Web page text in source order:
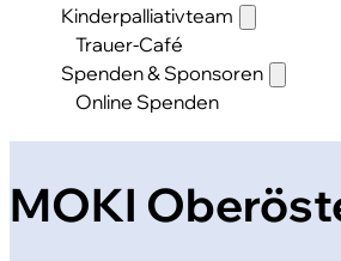
Kinderpalliativteam
Trauer-Café
Spenden & Sponsoren
Online Spenden
MOKI